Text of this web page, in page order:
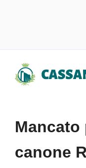
Mancato
canone